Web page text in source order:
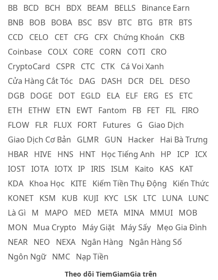
BB BCD BCH BDX BEAM BELLS
Binance Earn
BNB BOB BOBA BSC BSV BTC BTG BTR BTS
CCD
CELO CET CFG CFX Chứng Khoán
CKB
Coinbase COLX CORE CORN COTI CRO
CryptoCard
CSPR CTC CTK Cá Voi Xanh
Cửa Hàng Cắt Tóc
DAG DASH DCR DEL DESO
DGB DOGE DOT EGLD ELA ELF ERG ES
ETC
ETH
ETHW ETN EWT Fantom FB FET FIL FIRO
FLOW FLR FLUX FORT Futures G
Giao Dịch
Giao Dịch Cơ Bản
GLMR GUN Hacker Hai Bà Trưng
HBAR HIVE HNS HNT Học Tiếng Anh HP ICP ICX
IOST IOTA IOTX IP IRIS ISLM Kaito KAS
KAT
KDA Khoa Học KITE Kiếm Tiền Thụ Động
Kiến Thức
KONET KSM KUB KUJI KYC LSK LTC LUNA LUNC
Là Gì
M MAPO MED META MINA MMUI MOB
MON
Mua Crypto Máy Giặt Máy Sấy Mẹo Gia Đình
NEAR NEO NEXA Ngân Hàng
Ngân Hàng Số
Ngôn Ngữ NMC Nạp Tiền
Theo dõi TiemGiamGia trên